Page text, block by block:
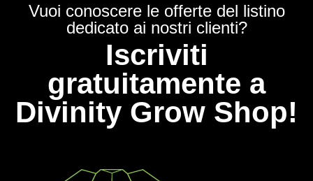
Vuoi conoscere le offerte del listino
dedicato ai nostri clienti?
Iscriviti
gratuitamente a
Divinity Grow Shop!